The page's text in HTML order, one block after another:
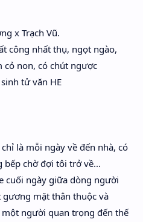
x Trạch Vũ.
công nhất thụ, ngọt ngào,
cỏ non, có chút ngược
tử văn HE
là mỗi ngày về đến nhà, có
chờ đợi tôi trở về...
cuối ngày giữa dòng người
mặt thân thuộc và
người quan trọng đến thế